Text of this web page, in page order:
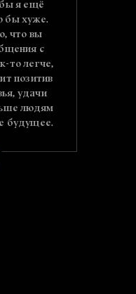
бы я ещё
бы хуже.
что вы
с
то легче,
позитив
удачи
людям
будущее.